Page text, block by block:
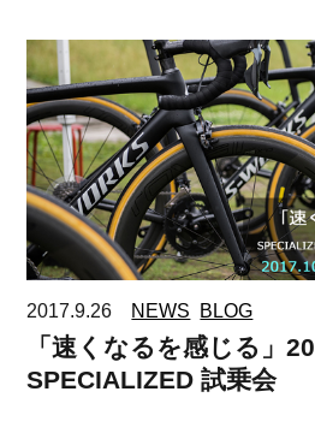
2017.9.26 NEWS BLOG
「速くなるを感じる」
SPECIALIZED 試乗会